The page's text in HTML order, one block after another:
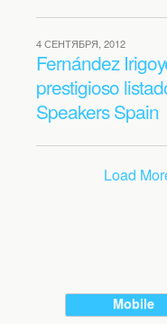
4 СЕНТЯБРЯ, 2012
Fernández
prestigioso
Speakers Spain
Load
Mobile